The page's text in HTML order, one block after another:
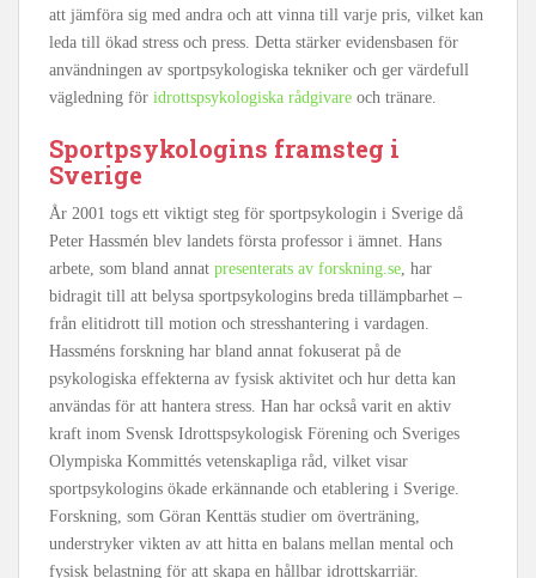
att jämföra sig med andra och att vinna till varje pris, vilket kan
leda till ökad stress och press. Detta stärker evidensbasen för
användningen av sportpsykologiska tekniker och ger värdefull
vägledning för idrottspsykologiska rådgivare och tränare.
Sportpsykologins framsteg i
Sverige
År 2001 togs ett viktigt steg för sportpsykologin i Sverige då
Peter Hassmén blev landets första professor i ämnet. Hans
arbete, som bland annat presenterats av forskning.se , har
bidragit till att belysa sportpsykologins breda tillämpbarhet –
från elitidrott till motion och stresshantering i vardagen.
Hassméns forskning har bland annat fokuserat på de
psykologiska effekterna av fysisk aktivitet och hur detta kan
användas för att hantera stress. Han har också varit en aktiv
kraft inom Svensk Idrottspsykologisk Förening och Sveriges
Olympiska Kommittés vetenskapliga råd, vilket visar
sportpsykologins ökade erkännande och etablering i Sverige.
Forskning, som Göran Kenttäs studier om överträning,
understryker vikten av att hitta en balans mellan mental och
fysisk belastning för att skapa en hållbar idrottskarriär.